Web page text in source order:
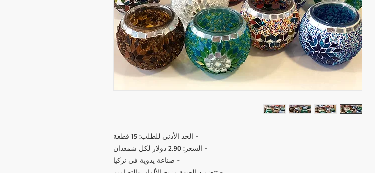
- الحد الأدنى للطلب: 15 قطعة
- السعر: 2.90 دولار لكل شمعدان
- صناعة يدوية في تركيا